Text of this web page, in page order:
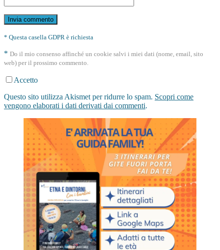
* Questa casella GDPR è richiesta
* Do il mio consenso affinché un cookie salvi i miei dati (nome, email, sito
web) per il prossimo commento.
Accetto
Questo sito utilizza Akismet per ridurre lo spam. Scopri come
vengono elaborati i dati derivati dai commenti.